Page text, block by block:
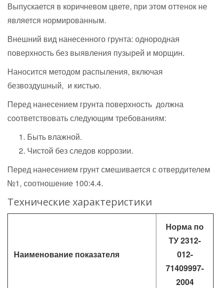
Выпускается в коричневом цвете, при этом оттенок не
является нормированным.
Внешний вид нанесенного грунта: однородная
поверхность без выявления пузырей и морщин.
Наносится методом распыления, включая
безвоздушный, и кистью.
Перед нанесением грунта поверхность должна
соответствовать следующим требованиям:
Быть влажной.
Чистой без следов коррозии.
Перед нанесением грунт смешивается с отвердителем
№1, соотношение 100:4.4.
Технические характеристики
Наименование показателя
Норма по
ТУ 2312-
012-
71409997-
2004